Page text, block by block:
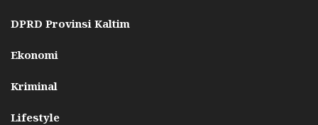
DPRD Provinsi Kaltim
Ekonomi
Kriminal
Lifestyle